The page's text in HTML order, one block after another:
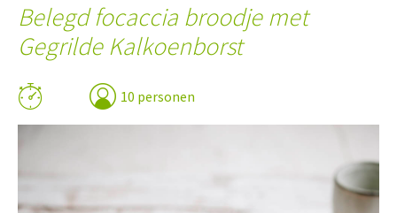
Belegd focaccia broodje met
Gegrilde Kalkoenborst
10 personen